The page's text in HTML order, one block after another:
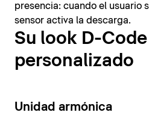
presencia: cuando el usuario
sensor activa la descarga.
Su look D-Code
personalizado
14
Unidad armónica